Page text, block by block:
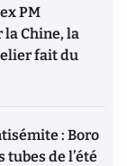
PM
Chine, la
fait du
: Boro
tubes de l’été